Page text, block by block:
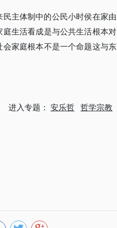
主体制中的公民小时侯在家由
生活看成是与公共生活根本对
家庭根本不是一个命题这与东
进入专题： 安乐哲 哲学宗教